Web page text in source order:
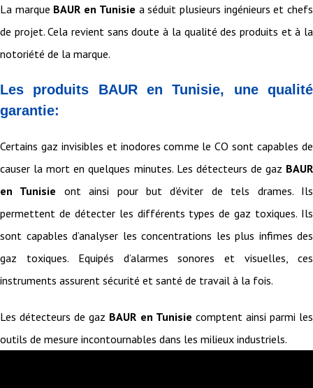
La marque BAUR en Tunisie a séduit plusieurs ingénieurs et chefs
de projet. Cela revient sans doute à la qualité des produits et à la
notoriété de la marque.
Les produits BAUR en Tunisie, une qualité
garantie:
Certains gaz invisibles et inodores comme le CO sont capables de
causer la mort en quelques minutes. Les détecteurs de gaz BAUR
en Tunisie ont ainsi pour but d’éviter de tels drames. Ils
permettent de détecter les différents types de gaz toxiques. Ils
sont capables d’analyser les concentrations les plus infimes des
gaz toxiques. Equipés d’alarmes sonores et visuelles, ces
instruments assurent sécurité et santé de travail à la fois.
Les détecteurs de gaz BAUR en Tunisie comptent ainsi parmi les
outils de mesure incontournables dans les milieux industriels.